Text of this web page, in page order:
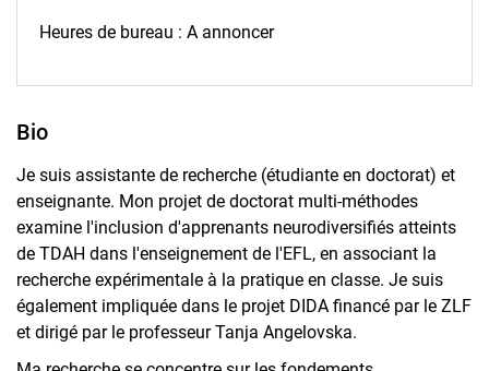
Heures de bureau : A annoncer
Bio
Je suis assistante de recherche (étudiante en doctorat) et
enseignante. Mon projet de doctorat multi-méthodes
examine l'inclusion d'apprenants neurodiversifiés atteints
de TDAH dans l'enseignement de l'EFL, en associant la
recherche expérimentale à la pratique en classe. Je suis
également impliquée dans le projet DIDA financé par le ZLF
et dirigé par le professeur Tanja Angelovska.